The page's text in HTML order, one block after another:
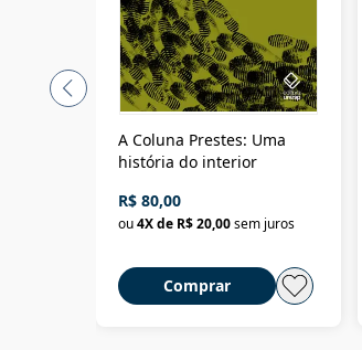
A Coluna Prestes: Uma
história do interior
R$ 80,00
ou4X de R$ 20,00sem juros
Comprar